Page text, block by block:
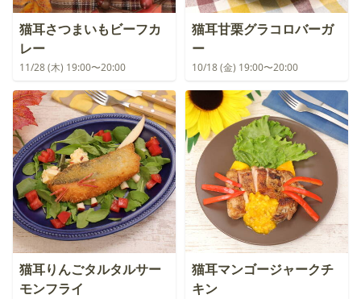
猫耳さつまいもビーフカ
レー
11/28 (木) 19:00〜20:00
猫耳甘栗グラコロバーガ
ー
10/18 (金) 19:00〜20:00
猫耳りんごタルタルサー
モンフライ
猫耳マンゴージャークチ
キン